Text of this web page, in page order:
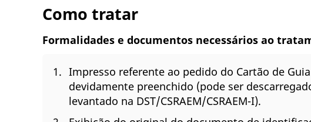
Como tratar
Formalidades e documentos necessários ao
Impresso referente ao pedido do Cartão de
devidamente preenchido (pode ser
levantado na DST/CSRAEM/CSRAEM-I).